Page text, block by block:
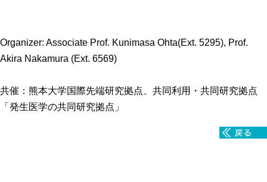
顕微鏡・画像解析支援
共通実験室・培養室利用
Organizer: Associate Prof. Kunimasa Ohta(Ext. 5295), Prof.
Akira Nakamura (Ext. 6569)
共催：熊本大学国際先端研究拠点、共同利用・共同研究拠点
「発生医学の共同研究拠点」